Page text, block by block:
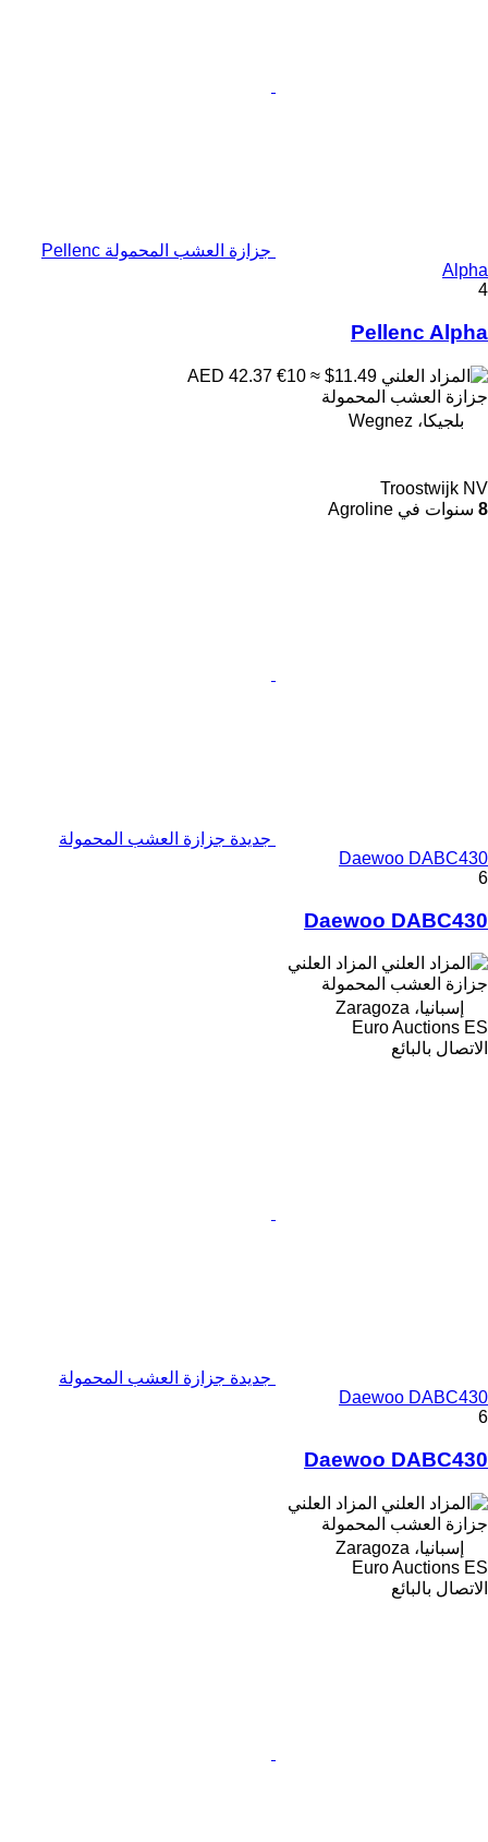
جزازة العشب المحمولة Pellenc
Alpha
4
Pellenc Alpha
€10 ≈ $11.49
جزازة العشب المحمولة
بلجيكا، Wegnez
Troostwijk NV
8 سنوات في Agroline
جديدة جزازة العشب المحمولة
Daewoo DABC430
6
Daewoo DABC430
المزاد العلني
جزازة العشب المحمولة
إسبانيا، Zaragoza
Euro Auctions ES
الاتصال بالبائع
جديدة جزازة العشب المحمولة
Daewoo DABC430
6
Daewoo DABC430
المزاد العلني
جزازة العشب المحمولة
إسبانيا، Zaragoza
Euro Auctions ES
الاتصال بالبائع